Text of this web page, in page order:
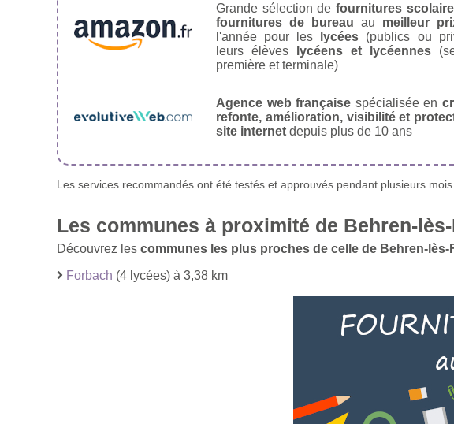
Grande sélection de fournitures
fournitures de bureau au meilleur
l'année pour les
lycées (publics ou
leurs élèves
lycéens et lycéennes
première et terminale)
Agence web française spécialisée en
refonte, amélioration, visibilité et
site internet depuis plus de 10 ans
Les services recommandés ont été testés et approuvés pendant plusieurs
Les communes à proximité de Behren-
Découvrez les communes les plus proches de celle de Behren-lès-
Forbach (4 lycées) à 3,38 km